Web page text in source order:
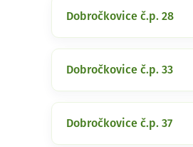
Dobročkovice č.p. 28
Dobročkovice č.p. 33
Dobročkovice č.p. 37